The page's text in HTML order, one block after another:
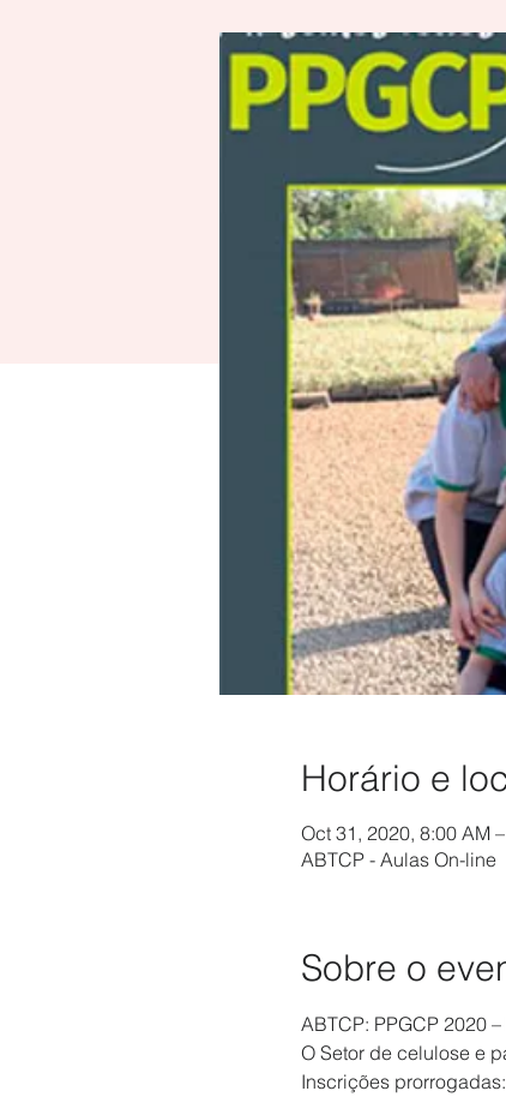
Horário e
Oct 31, 2020, 8:00 AM
ABTCP - Aulas On-line
Sobre o
ABTCP: PPGCP 2020
O Setor de celulose e
Inscrições